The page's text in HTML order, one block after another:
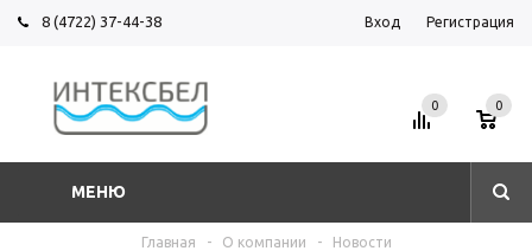
8 (4722) 37-44-38 Вход Регистрация
МЕНЮ
0 0
Главная - О компании - Новости